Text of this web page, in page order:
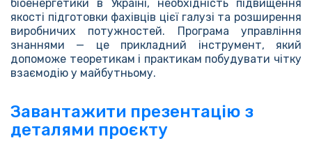
біоенергетики в Україні, необхідність підвищення
якості підготовки фахівців цієї галузі та розширення
виробничих потужностей. Програма управління
знаннями — це прикладний інструмент, який
допоможе теоретикам і практикам побудувати чітку
взаємодію у майбутньому.
Завантажити презентацію з
деталями проєкту